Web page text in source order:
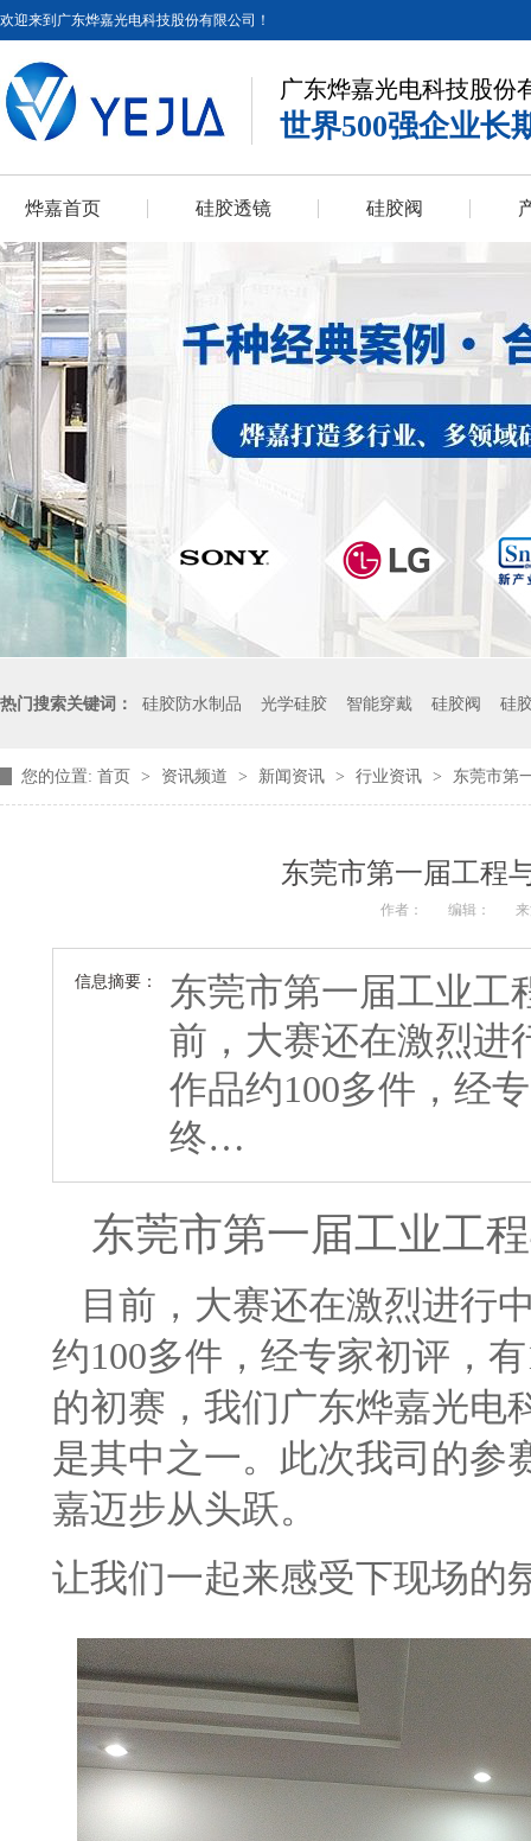
欢迎来到广东烨嘉光电科技股份有限公司！
广东烨嘉光电科技股份
世界500强企业长
烨嘉首页 硅胶透镜 硅胶阀
热门搜索关键词： 硅胶防水制品 光学硅胶 智能穿戴 硅胶阀 硅
您的位置: 首页 > 资讯频道 > 新闻资讯 > 行业资讯 > 东莞市第
东莞市第一届工程
作者： 编辑：
信息摘要：
东莞市第一届工业工
前，大赛还在激烈进
作品约100多件，经
终…
东莞市第一届工业工
目前，大赛还在激烈进行
约100多件，经专家初评，
的初赛，我们广东烨嘉光电
是其中之一。此次我司的参
嘉迈步从头跃。
让我们一起来感受下现场的